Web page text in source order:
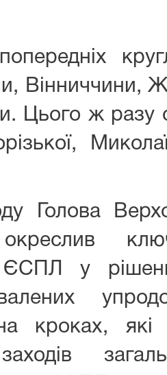
Цього ж разу
Голова
ЄСПЛ у
кроках,